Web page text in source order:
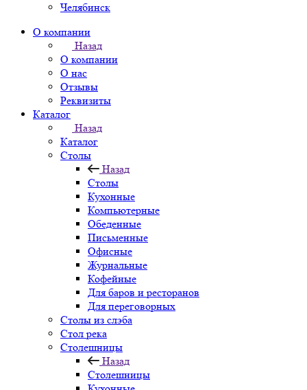
Челябинск
О компании
Назад
О компании
О нас
Отзывы
Реквизиты
Каталог
Назад
Каталог
Столы
Назад
Столы
Кухонные
Компьютерные
Обеденные
Письменные
Офисные
Журнальные
Кофейные
Для баров и ресторанов
Для переговорных
Столы из слэба
Стол река
Столешницы
Назад
Столешницы